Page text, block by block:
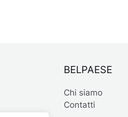
BELPAESE
Chi siamo
Contatti